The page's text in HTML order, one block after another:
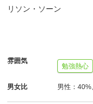
リソン・ソーン
雰囲気
勉強熱心
男女比 男性：